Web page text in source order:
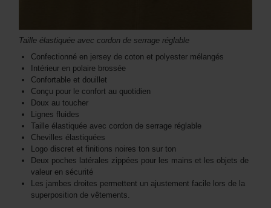
Taille élastiquée avec cordon de serrage réglable
Confectionné en jersey de coton et polyester mélangés
Intérieur en polaire brossée
Confortable et douillet
Conçu pour le confort au quotidien
Doux au toucher
Lignes fluides
Taille élastiquée avec cordon de serrage réglable
Chevilles élastiquées
Logo discret et finitions noires ton sur ton
Deux poches latérales zippées pour les mains et les objets de
valeur en sécurité
Les jambes droites permettent un ajustement facile lors de la
superposition de vêtements.